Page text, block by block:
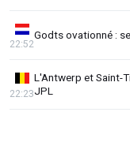
Godts ovationné :
22:52
L'Antwerp et Saint-
JPL
22:23